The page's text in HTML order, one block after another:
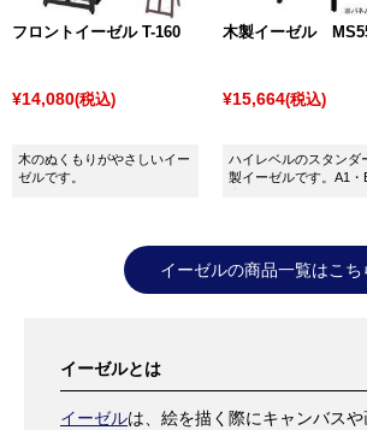
また最近では、デザイン制作のみ自社で
激安・格安のネット通販を利用して価
傾向にあります。
フロントイーゼル T-160
¥14,080(税込)
木のぬくもりがやさしいイー
ゼルです。
木製イーゼル
¥15,664(税込)
ハイレベルのスタンダ
製イーゼルです。A1・
イーゼルの商品一覧はこち
イーゼルとは
イーゼルは、絵を描く際にキャンバス